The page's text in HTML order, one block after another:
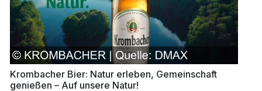
Krombacher Bier: Natur erleben, Gemeinschaft
genießen – Auf unsere Natur!